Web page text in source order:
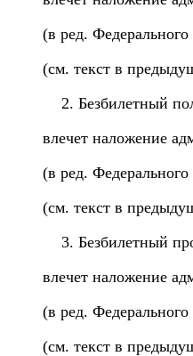
(в ред.
(см. текст в
Безбилетный
влечет наложение
(в ред.
(см. текст в
Безбилетный
влечет наложение
(в ред.
(см. текст в